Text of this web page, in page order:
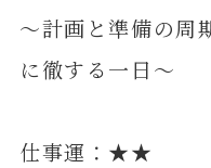
～計画と準備の
に徹する一日～
仕事運：★★